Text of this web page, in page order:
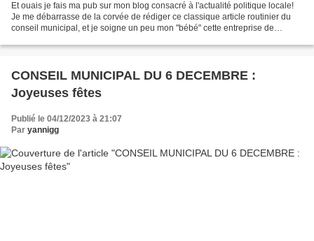
Et ouais je fais ma pub sur mon blog consacré à l'actualité politique locale!
Je me débarrasse de la corvée de rédiger ce classique article routinier du
conseil municipal, et je soigne un peu mon "bébé" cette entreprise de
CONSEIL MUNICIPAL DU 6 DECEMBRE :
Joyeuses fêtes
Publié le 04/12/2023 à 21:07
Par yannigg